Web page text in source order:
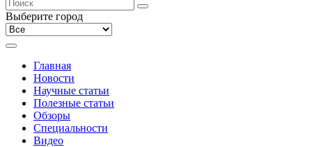
Выберите город
Главная
Новости
Научные статьи
Полезные статьи
Обзоры
Специальности
Видео